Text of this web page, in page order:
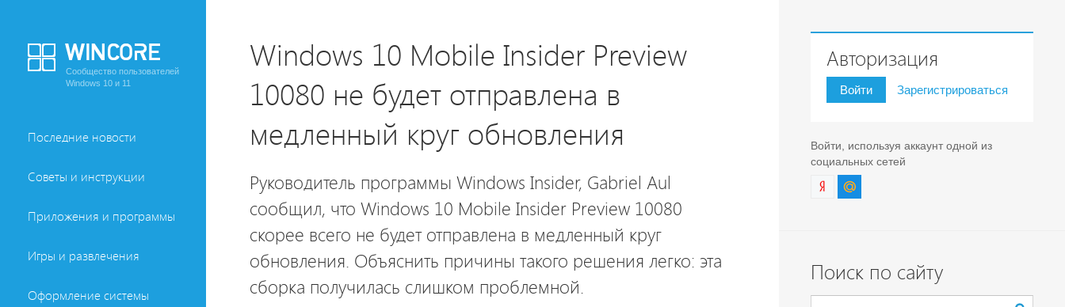
Сообщество пользователей
Windows 10 и 11
Последние новости
Советы и инструкции
Приложения и программы
Игры и развлечения
Оформление системы
Windows 10 Mobile Insider Preview
10080 не будет отправлена в
медленный круг обновления
Руководитель программы Windows Insider, Gabriel Aul
сообщил, что Windows 10 Mobile Insider Preview 10080
скорее всего не будет отправлена в медленный круг
обновления. Объяснить причины такого решения легко: эта
сборка получилась слишком проблемной.
Авторизация
Войти Зарегистрироваться
Войти, используя аккаунт одной из
социальных сетей
Поиск по сайту